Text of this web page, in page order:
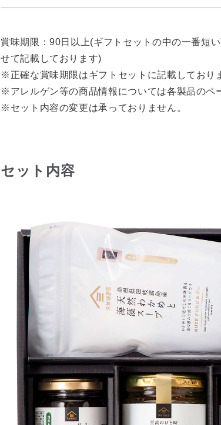
賞味期限：90日以上(ギフトセットの中の一番短
せて記載しております)
※正確な賞味期限はギフトセットに記載しており
※アレルゲン等の商品情報については各製品のペ
※セット内容の変更は承っておりません。
セット内容